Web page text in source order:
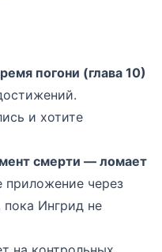
погони (глава 10)
и хотите
смерти — ломает
приложение через
пока Ингрид не